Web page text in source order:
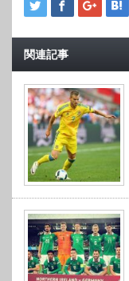
関連記事